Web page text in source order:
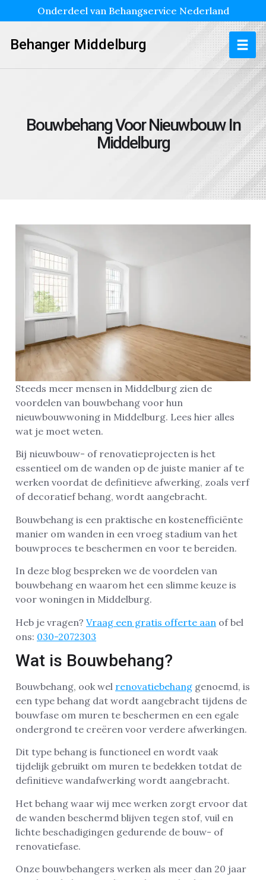
Onderdeel van Behangservice Nederland
Behanger Middelburg
Bouwbehang Voor Nieuwbouw In
Middelburg
Steeds meer mensen in Middelburg zien de
voordelen van bouwbehang voor hun
nieuwbouwwoning in Middelburg. Lees hier alles
wat je moet weten.
Bij nieuwbouw- of renovatieprojecten is het
essentieel om de wanden op de juiste manier af te
werken voordat de definitieve afwerking, zoals verf
of decoratief behang, wordt aangebracht.
Bouwbehang is een praktische en kostenefficiënte
manier om wanden in een vroeg stadium van het
bouwproces te beschermen en voor te bereiden.
In deze blog bespreken we de voordelen van
bouwbehang en waarom het een slimme keuze is
voor woningen in Middelburg.
Heb je vragen? Vraag een gratis offerte aan of bel
ons: 030-2072303
Wat is Bouwbehang?
Bouwbehang, ook wel renovatiebehang genoemd, is
een type behang dat wordt aangebracht tijdens de
bouwfase om muren te beschermen en een egale
ondergrond te creëren voor verdere afwerkingen.
Dit type behang is functioneel en wordt vaak
tijdelijk gebruikt om muren te bedekken totdat de
definitieve wandafwerking wordt aangebracht.
Het behang waar wij mee werken zorgt ervoor dat
de wanden beschermd blijven tegen stof, vuil en
lichte beschadigingen gedurende de bouw- of
renovatiefase.
Onze bouwbehangers werken als meer dan 20 jaar